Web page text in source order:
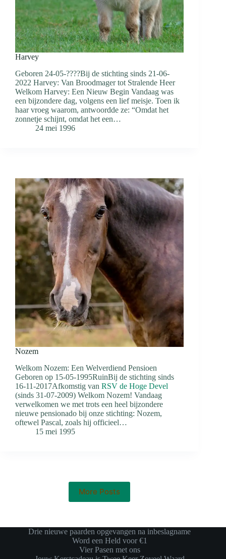
Harvey
Geboren 24-05-????Bij de stichting sinds 21-06-
2022 Harvey: Van Broodmager tot Stralende Heer
Welkom Harvey: Een Nieuw Begin Vandaag was
een bijzondere dag, volgens een lief meisje. Toen ik
haar vroeg waarom, antwoordde ze: “Omdat het
zonnetje schijnt, omdat het een…
24 mei 1996
Nozem
Welkom Nozem: Een Welverdiend Pensioen
Geboren op 15-05-1995RuinBij de stichting sinds
16-11-2017Afkomstig van RSV de Hoge Devel
(sinds 31-07-2009) Welkom Nozem! Vandaag
verwelkomen we met trots een heel bijzondere
nieuwe pensionado bij onze stichting: Nozem,
oftewel Pascal, zoals hij officieel…
15 mei 1995
More Posts
Drie nieuwe paarden opgevangen na inbeslagname
Word een Held voor €1
Vier Pasen met ons